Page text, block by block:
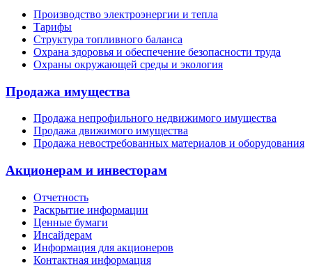
Производство электроэнергии и тепла
Тарифы
Структура топливного баланса
Охрана здоровья и обеспечение безопасности труда
Охраны окружающей среды и экология
Продажа имущества
Продажа непрофильного недвижимого имущества
Продажа движимого имущества
Продажа невостребованных материалов и оборудования
Акционерам и инвесторам
Отчетность
Раскрытие информации
Ценные бумаги
Инсайдерам
Информация для акционеров
Контактная информация